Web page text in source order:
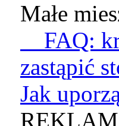
Małe
FAQ:
zastąpić
Jak